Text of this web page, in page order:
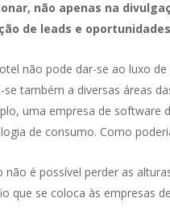
não apenas na
de leads e
não pode dar-se ao luxo
se também a diversas áreas
uma empresa de software
de consumo. Como
não é possível perder as
que se coloca às empresas